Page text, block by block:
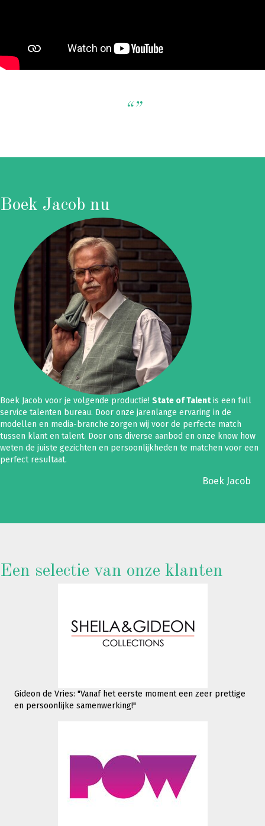
“”
Boek Jacob nu
Boek Jacob voor je volgende productie! State of Talentis een full
service talenten bureau. Door onze jarenlange ervaring in de
modellen en media-branche zorgen wij voor de perfecte match
tussen klant en talent. Door ons diverse aanbod en onze know how
weten de juiste gezichten en persoonlijkheden te matchen voor een
perfect resultaat.
Boek Jacob
Een selectie van onze klanten
Gideon de Vries: "Vanaf het eerste moment een zeer prettige
en persoonlijke samenwerking!"